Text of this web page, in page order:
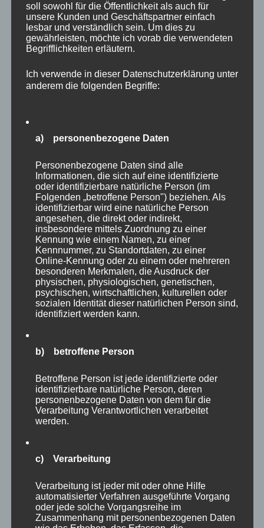
Steigerung des Unternehmenswerts, um einen guten
Markenwert (Brand Equity), um Kundenbindung
(Treue) und – in zunehmendem Maße – auch um die
Um Marketing-Erfolg zu messen, wurden verschiedene
entwickelt. Der am häufigsten genannte KPI ist der
ROI, der Return on Investment. Dieser gibt an, wie sich
eine Investition prozentual am Einsatzkapital gesehen
rentiert hat (Berechnung: ROI = Gewinn /
Gesamtkapital x 100). Dieser ist jedoch zu generell
und zu ungenau, um darauf eine gute Analyse
aufzubauen, ob und welche Marketing-Investments
effektiv und effizient waren.
Die relevantesten und am weitesten verbreiteten KPI
finden Sie auf der Seite Key Performance Indikatoren.
Dort sind ebenfalls drei elementare Punkte aufgezeigt,
an denen man sich bei der Auswahl der KPI
orientieren kann.
Welche Arten von Marketing Controlling gibt es?
Es gibt zahlreiche Formen des Marketing Controlling
und in der Praxis richten sich Unternehmen vielmehr
nach ihren Anforderungen und ihrer Marktsituation
denn nach etablierten wissenschaftlichen Standards.
Ansätzen des Marketing Controllings unterscheiden (s.
Gaubinger, Kurt, 2000, Strategisches Marketing-
soll sowohl für die Öffentlichkeit als auch für
unsere Kunden und Geschäftspartner einfach
lesbar und verständlich sein. Um dies zu
gewährleisten, möchte ich vorab die verwendeten
Begrifflichkeiten erläutern.
Ich verwende in dieser Datenschutzerklärung unter
anderem die folgenden Begriffe:
a) personenbezogene Daten
Personenbezogene Daten sind alle
Informationen, die sich auf eine identifizierte
oder identifizierbare natürliche Person (im
Folgenden „betroffene Person") beziehen. Als
identifizierbar wird eine natürliche Person
angesehen, die direkt oder indirekt,
insbesondere mittels Zuordnung zu einer
Kennung wie einem Namen, zu einer
Kennnummer, zu Standortdaten, zu einer
Online-Kennung oder zu einem oder mehreren
besonderen Merkmalen, die Ausdruck der
physischen, physiologischen, genetischen,
psychischen, wirtschaftlichen, kulturellen oder
sozialen Identität dieser natürlichen Person sind,
identifiziert werden kann.
b) betroffene Person
Betroffene Person ist jede identifizierte oder
identifizierbare natürliche Person, deren
personenbezogene Daten von dem für die
Verarbeitung Verantwortlichen verarbeitet
werden.
c) Verarbeitung
Verarbeitung ist jeder mit oder ohne Hilfe
automatisierter Verfahren ausgeführte Vorgang
oder jede solche Vorgangsreihe im
Zusammenhang mit personenbezogenen Daten